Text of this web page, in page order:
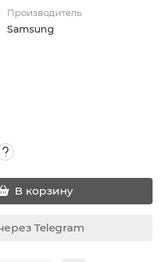
Производитель
Samsung
В корзину
Telegram